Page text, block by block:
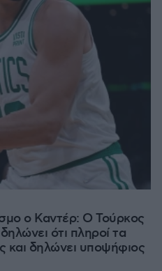
ο Καντέρ: Ο Τούρκος
ότι πληροί τα
και δηλώνει υποψήφιος